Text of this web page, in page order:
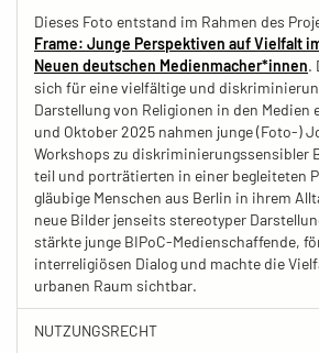
Dieses Foto entstand im Rahmen des
Frame: Junge Perspektiven auf Vielfalt
Neuen deutschen Medienmacher*innen.
sich für eine vielfältige und
Darstellung von Religionen in den Medien
und Oktober 2025 nahmen junge (Foto-)
Workshops zu diskriminierungssensibler
teil und porträtierten in einer begleiteten
gläubige Menschen aus Berlin in ihrem
neue Bilder jenseits stereotyper
stärkte junge BIPoC-Medienschaffende,
interreligiösen Dialog und machte die
urbanen Raum sichtbar.
NUTZUNGSRECHT